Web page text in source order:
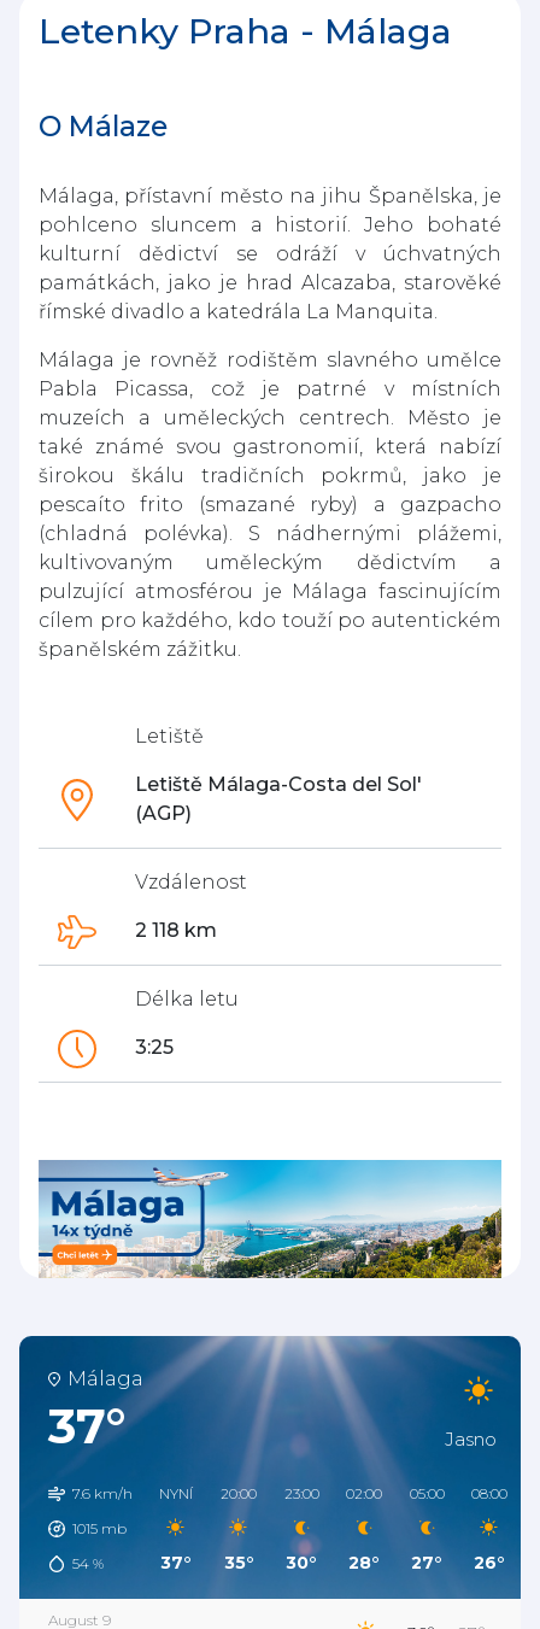
Letenky Praha - Málaga
O Málaze
Málaga, přístavní město na jihu Španělska, je
pohlceno sluncem a historií. Jeho bohaté
kulturní dědictví se odráží v úchvatných
památkách, jako je hrad Alcazaba, starověké
římské divadlo a katedrála La Manquita.
Málaga je rovněž rodištěm slavného umělce
Pabla Picassa, což je patrné v místních
muzeích a uměleckých centrech. Město je
také známé svou gastronomií, která nabízí
širokou škálu tradičních pokrmů, jako je
pescaíto frito (smazané ryby) a gazpacho
(chladná polévka). S nádhernými plážemi,
kultivovaným uměleckým dědictvím a
pulzující atmosférou je Málaga fascinujícím
cílem pro každého, kdo touží po autentickém
španělském zážitku.
Letiště
Letiště Málaga-Costa del Sol'
(AGP)
Vzdálenost
2 118 km
Délka letu
3:25
Málaga
37° Jasno
7.6 km/h
1015 mb
54 %
NYNÍ
37°
20:00
35°
23:00
30°
02:00
28°
05:00
27°
08:00
26°
August 9